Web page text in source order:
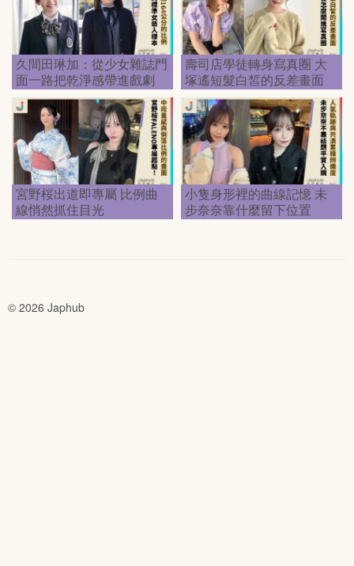
久間田琳加：從少女雜誌門
面一路把乾淨感帶進戲劇
壽司店學徒轉身寫真圈 大
塚遙短髮白皙的反差畫面
宮野桜出道即專屬 比例曲
線悄然抓住目光
小隻身形裡的曲線記憶 未
步奈奈靠什麼留下位置
© 2026 Japhub